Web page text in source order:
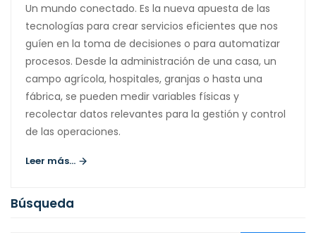
Un mundo conectado. Es la nueva apuesta de las
tecnologías para crear servicios eficientes que nos
guíen en la toma de decisiones o para automatizar
procesos. Desde la administración de una casa, un
campo agrícola, hospitales, granjas o hasta una
fábrica, se pueden medir variables físicas y
recolectar datos relevantes para la gestión y control
de las operaciones.
Leer más...
Búsqueda